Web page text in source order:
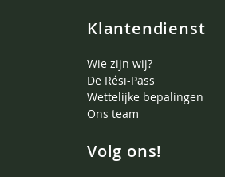
Klantendienst
Wie zijn wij?
De Rési-Pass
Wettelijke bepalingen
Ons team
Volg ons!